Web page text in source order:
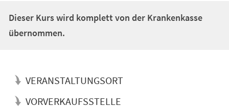
Dieser Kurs wird komplett von der Krankenkasse
übernommen.
VERANSTALTUNGSORT
VORVERKAUFSSTELLE